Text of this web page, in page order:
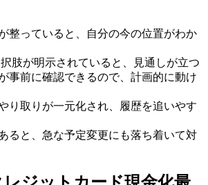
整っていると、自分の今の位置がわか
肢が明示されていると、見通しが立つ
事前に確認できるので、計画的に動け
り取りが一元化され、履歴を追いやす
ると、急な予定変更にも落ち着いて対